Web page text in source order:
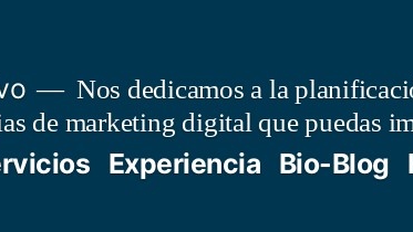
Nos dedicamos a la
de marketing digital que puedas
Experiencia Bio-Blog